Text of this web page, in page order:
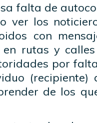
falta de
ver los
con
en rutas y
por
de los